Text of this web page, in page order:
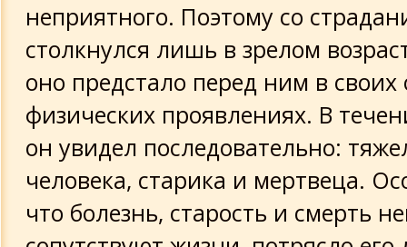
неприятного. Поэтому со
столкнулся лишь в зрелом
оно предстало перед ним в
физических проявлениях. В
он увидел последовательно:
человека, старика и мертвеца.
что болезнь, старость и смерть